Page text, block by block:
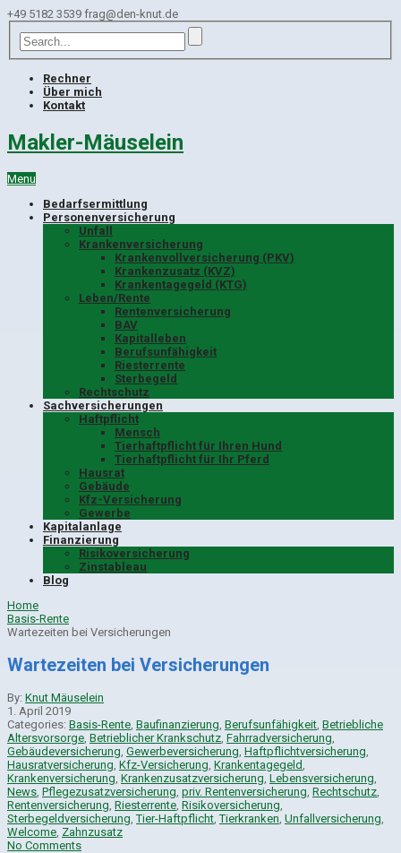
+49 5182 3539 frag@den-knut.de
Rechner
Über mich
Kontakt
Makler-Mäuselein
Menu
Bedarfsermittlung
Personenversicherung
Unfall
Krankenversicherung
Krankenvollversicherung (PKV)
Krankenzusatz (KVZ)
Krankentagegeld (KTG)
Leben/Rente
Rentenversicherung
BAV
Kapitalleben
Berufsunfähigkeit
Riesterrente
Sterbegeld
Rechtschutz
Sachversicherungen
Haftpflicht
Mensch
Tierhaftpflicht für Ihren Hund
Tierhaftpflicht für Ihr Pferd
Hausrat
Gebäude
Kfz-Versicherung
Gewerbe
Kapitalanlage
Finanzierung
Risikoversicherung
Zinstableau
Blog
Home
Basis-Rente
Wartezeiten bei Versicherungen
Wartezeiten bei Versicherungen
By: Knut Mäuselein
1. April 2019
Categories: Basis-Rente Baufinanzierung Berufsunfähigkeit Betriebliche
Altersvorsorge Betrieblicher Krankschutz Fahrradversicherung
Gebäudeversicherung Gewerbeversicherung Haftpflichtversicherung
Hausratversicherung Kfz-Versicherung Krankentagegeld
Krankenversicherung Krankenzusatzversicherung Lebensversicherung
News Pflegezusatzversicherung priv. Rentenversicherung Rechtschutz
Rentenversicherung Riesterrente Risikoversicherung
Sterbegeldversicherung ,Tier-Haftpflicht ,Tierkranken Unfallversicherung
Welcome Zahnzusatz
No Comments